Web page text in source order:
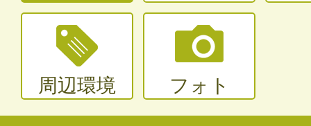
周辺環境 フォト